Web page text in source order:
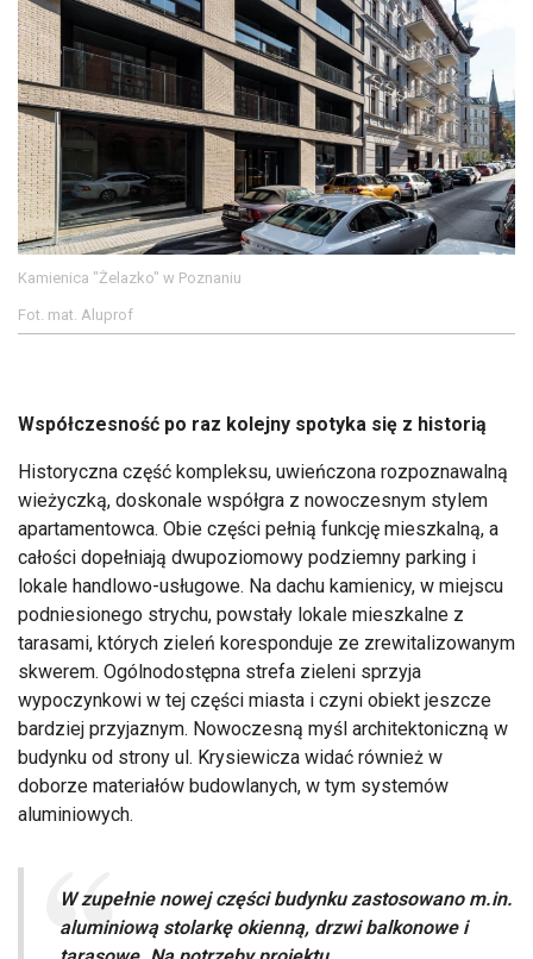
Kamienica "Żelazko" w Poznaniu
Fot. mat. Aluprof
Współczesność po raz kolejny spotyka się z historią
Historyczna część kompleksu, uwieńczona rozpoznawalną
wieżyczką, doskonale współgra z nowoczesnym stylem
apartamentowca. Obie części pełnią funkcję mieszkalną, a
całości dopełniają dwupoziomowy podziemny parking i
lokale handlowo-usługowe. Na dachu kamienicy, w miejscu
podniesionego strychu, powstały lokale mieszkalne z
tarasami, których zieleń koresponduje ze zrewitalizowanym
skwerem. Ogólnodostępna strefa zieleni sprzyja
wypoczynkowi w tej części miasta i czyni obiekt jeszcze
bardziej przyjaznym. Nowoczesną myśl architektoniczną w
budynku od strony ul. Krysiewicza widać również w
doborze materiałów budowlanych, w tym systemów
aluminiowych.
W zupełnie nowej części budynku zastosowano m.in.
aluminiową stolarkę okienną, drzwi balkonowe i